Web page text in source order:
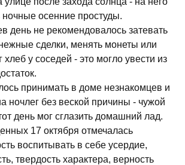
ночные осенние простуды.
день не рекомендовалось затевать
сделки, менять монеты или
хлеб у соседей - это могло увести из
принимать в доме незнакомцев и
ночлег без веской причины - чужой
день мог сглазить домашний лад.
17 октября отмечалась
воспитывать в себе усердие,
твердость характера, верность